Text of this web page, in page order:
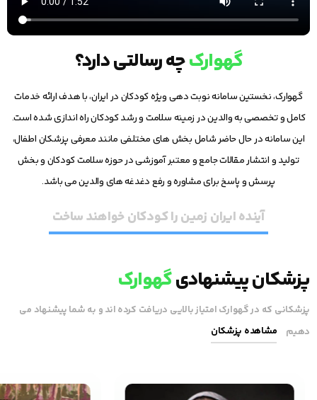
گهوارکچه رسالتی دارد؟
گهوارک، نخستین سامانه نوبت دهی ویژه کودکان در ایران، با هدف ارائه خدمات
کامل و تخصصی به والدین در زمینه سلامت و رشد کودکان راه اندازی شده است.
این سامانه در حال حاضر شامل بخش های مختلفی مانند معرفی پزشکان اطفال،
تولید و انتشار مقالات جامع و معتبر آموزشی در حوزه سلامت کودکان و بخش
پرسش و پاسخ برای مشاوره و رفع دغدغه های والدین می باشد.
آینده ایران زمین را کودکان خواهند ساخت
پزشکان پیشنهادیگهوارک
پزشکانی که در گهوارک امتیاز بالایی دریافت کرده اند و به شما پیشنهاد می
دهیم
مشاهده پزشکان